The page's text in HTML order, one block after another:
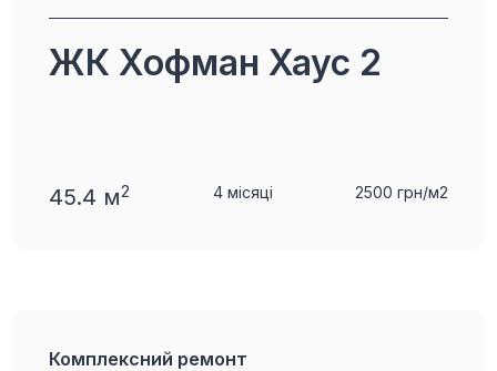
ЖК Хофман Хаус 2
45.4 м2 4 місяці 2500 грн/м2
Комплексний ремонт